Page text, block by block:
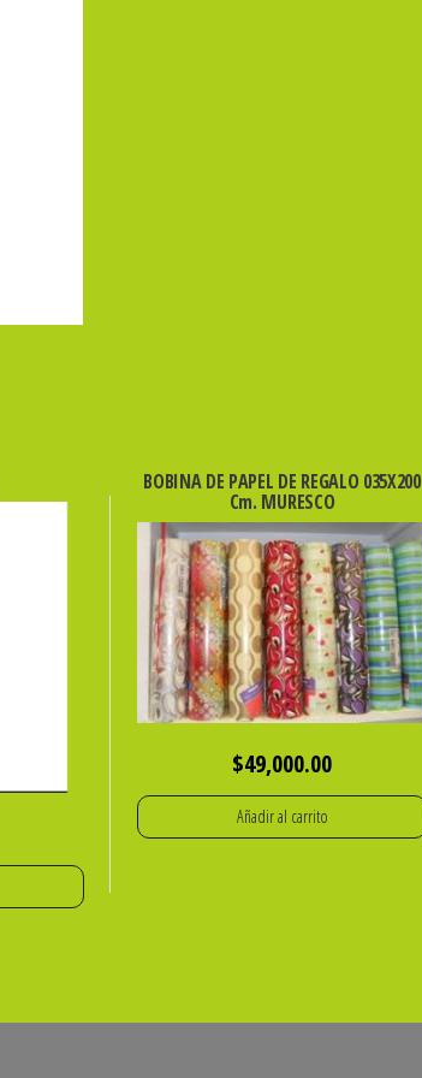
BOBINA DE PAPEL DE REGALO 035X200
Cm. MURESCO
$49,000.00
Añadir al carrito